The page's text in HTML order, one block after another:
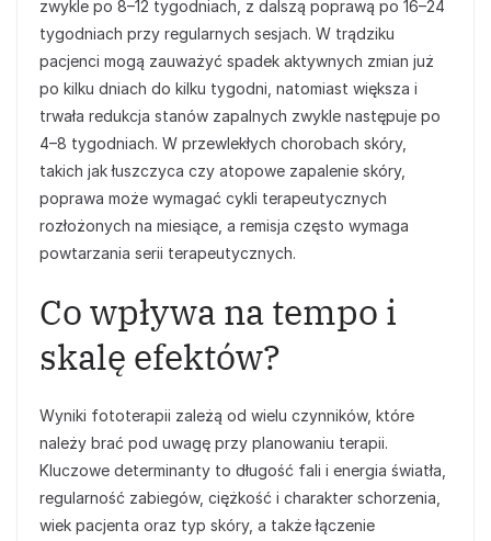
zwykle po 8–12 tygodniach, z dalszą poprawą po 16–24
tygodniach przy regularnych sesjach. W trądziku
pacjenci mogą zauważyć spadek aktywnych zmian już
po kilku dniach do kilku tygodni, natomiast większa i
trwała redukcja stanów zapalnych zwykle następuje po
4–8 tygodniach. W przewlekłych chorobach skóry,
takich jak łuszczyca czy atopowe zapalenie skóry,
poprawa może wymagać cykli terapeutycznych
rozłożonych na miesiące, a remisja często wymaga
powtarzania serii terapeutycznych.
Co wpływa na tempo i
skalę efektów?
Wyniki fototerapii zależą od wielu czynników, które
należy brać pod uwagę przy planowaniu terapii.
Kluczowe determinanty to długość fali i energia światła,
regularność zabiegów, ciężkość i charakter schorzenia,
wiek pacjenta oraz typ skóry, a także łączenie